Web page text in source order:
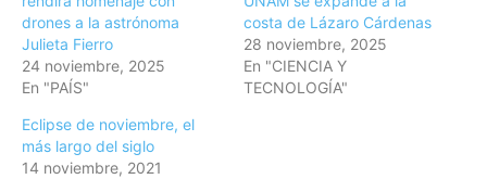
drones a la astrónoma
Julieta Fierro
24 noviembre, 2025
En "PAÍS"
costa de Lázaro Cárdenas
28 noviembre, 2025
En "CIENCIA Y
TECNOLOGÍA"
Eclipse de noviembre, el
más largo del siglo
14 noviembre, 2021